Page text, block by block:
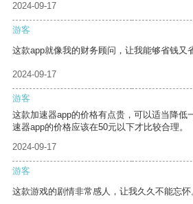
2024-09-17
游客
这款app就像我的财务顾问，让我能够省钱又
2024-09-17
游客
这款加速器app的价格有点贵，可以适当降低
速器app的价格应该在50元以下才比较合理。
2024-09-17
游客
这款游戏的剧情非常感人，让我久久不能忘怀